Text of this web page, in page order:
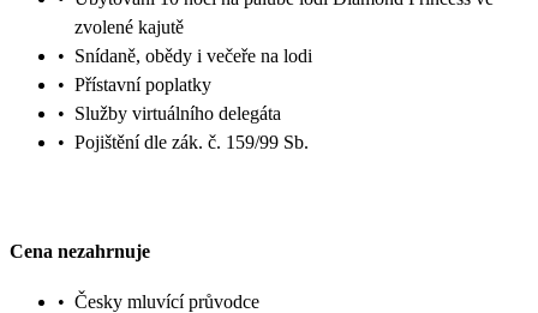
zvolené kajutě
• Snídaně, obědy i večeře na lodi
• Přístavní poplatky
• Služby virtuálního delegáta
• Pojištění dle zák. č. 159/99 Sb.
Cena nezahrnuje
• Česky mluvící průvodce